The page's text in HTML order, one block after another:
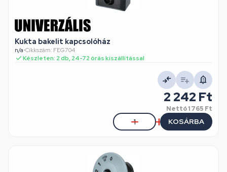
Kukta bakelit kapcsolóház
n/a•Cikkszám: FEG704
Készleten: 2 db, 24-72 órás kiszállítással
2 242 Ft
Nettó1 765 Ft
KOSÁRBA